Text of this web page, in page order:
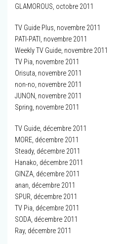
GLAMOROUS, octobre 2011
TV Guide Plus, novembre 2011
PATI-PATI, novembre 2011
Weekly TV Guide, novembre 2011
TV Pia, novembre 2011
Orisuta, novembre 2011
non-no, novembre 2011
JUNON, novembre 2011
Spring, novembre 2011
TV Guide, décembre 2011
MORE, décembre 2011
Steady, décembre 2011
Hanako, décembre 2011
GINZA, décembre 2011
anan, décembre 2011
SPUR, décembre 2011
TV Pia, décembre 2011
SODA, décembre 2011
Ray, décembre 2011